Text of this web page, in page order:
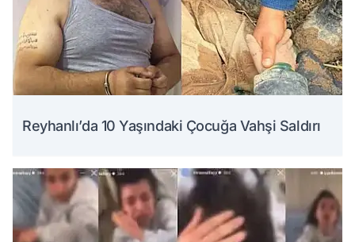
Reyhanlı’da 10 Yaşındaki Çocuğa Vahşi Saldırı